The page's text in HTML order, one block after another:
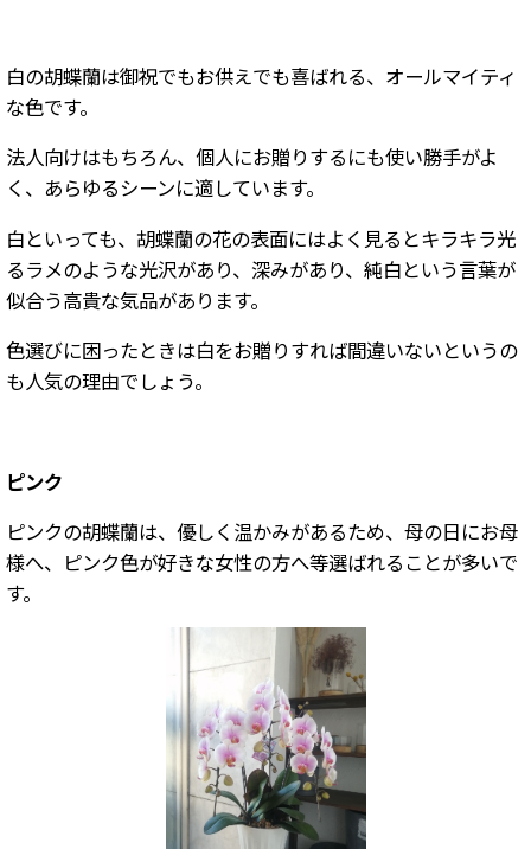
白の胡蝶蘭は御祝でもお供えでも喜ばれる、オールマイティ
な色です。
法人向けはもちろん、個人にお贈りするにも使い勝手がよ
く、あらゆるシーンに適しています。
白といっても、胡蝶蘭の花の表面にはよく見るとキラキラ光
るラメのような光沢があり、深みがあり、純白という言葉が
似合う高貴な気品があります。
色選びに困ったときは白をお贈りすれば間違いないというの
も人気の理由でしょう。
ピンク
ピンクの胡蝶蘭は、優しく温かみがあるため、母の日にお母
様へ、ピンク色が好きな女性の方へ等選ばれることが多いで
す。